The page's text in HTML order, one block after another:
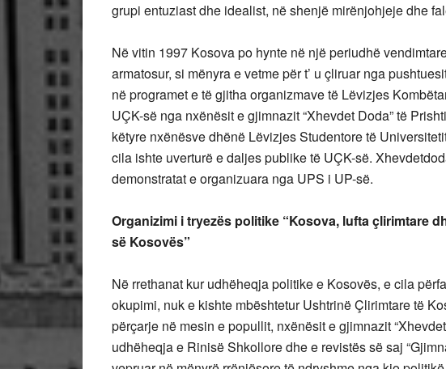
grupi entuziast dhe idealist, në shenjë mirënjohjeje dhe
Në vitin 1997 Kosova po hynte në një periudhë
armatosur, si mënyra e vetme për t’ u çliruar nga
në programet e të gjitha organizmave të Lëvizjes
UÇK-së nga nxënësit e gjimnazit “Xhevdet Doda” të
këtyre nxënësve dhënë Lëvizjes Studentore të
cila ishte uverturë e daljes publike të UÇK-së.
demonstratat e organizuara nga UPS i UP-së.
Organizimi i tryezës politike “Kosova, lufta çlirimtare
së Kosovës”
Në rrethanat kur udhëheqja politike e Kosovës, e cila
okupimi, nuk e kishte mbështetur Ushtrinë Çlirimtare të
përçarje në mesin e popullit, nxënësit e gjimnazit
udhëheqja e Rinisë Shkollore dhe e revistës së saj